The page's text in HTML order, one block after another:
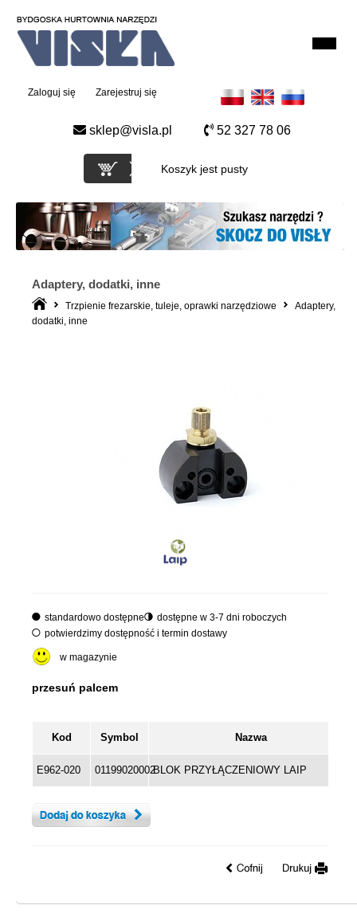
Zarejestruj się
Zaloguj się
sklep@visla.pl 52 327 78 06
Koszyk jest pusty
Adaptery, dodatki, inne
Trzpienie frezarskie, tuleje, oprawki narzędziowe
Adaptery,
dodatki, inne
standardowo dostępne
dostępne w 3-7 dni roboczych
potwierdzimy dostępność i termin dostawy
w magazynie
Kod Symbol Nazwa
E962-020 01199020002BLOK PRZYŁĄCZENIOWY LAIP